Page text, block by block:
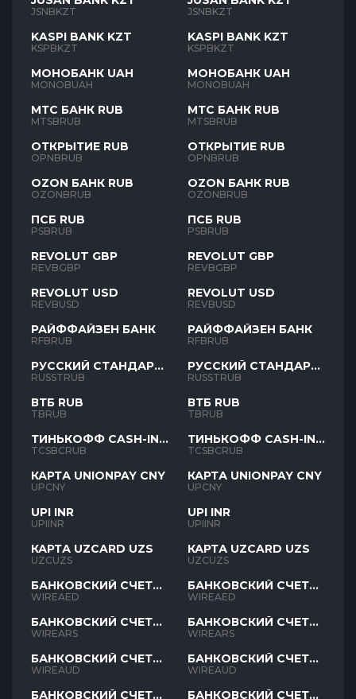
JSNBKZT
KASPI BANK KZT
KSPBKZT
МОНОБАНК UAH
MONOBUAH
МТС БАНК RUB
MTSBRUB
ОТКРЫТИЕ RUB
OPNBRUB
OZON БАНК RUB
OZONBRUB
ПСБ RUB
PSBRUB
REVOLUT GBP
REVBGBP
REVOLUT USD
REVBUSD
РАЙФФАЙЗЕН БАНК
RFBRUB
РУССКИЙ СТАНДАРТ
RUB
RUSSTRUB
ВТБ RUB
TBRUB
ТИНЬКОФФ CASH-IN
RUB
TCSBCRUB
КАРТА UNIONPAY CNY
UPCNY
UPI INR
UPIINR
КАРТА UZCARD UZS
UZCUZS
БАНКОВСКИЙ СЧЕТ
AED
WIREAED
БАНКОВСКИЙ СЧЕТ
ARS
WIREARS
БАНКОВСКИЙ СЧЕТ
AUD
WIREAUD
БАНКОВСКИЙ СЧЕТ
JSNBKZT
KASPI BANK KZT
KSPBKZT
МОНОБАНК UAH
MONOBUAH
МТС БАНК RUB
MTSBRUB
ОТКРЫТИЕ RUB
OPNBRUB
OZON БАНК RUB
OZONBRUB
ПСБ RUB
PSBRUB
REVOLUT GBP
REVBGBP
REVOLUT USD
REVBUSD
РАЙФФАЙЗЕН БАНК
RFBRUB
РУССКИЙ СТАНДАРТ
RUB
RUSSTRUB
ВТБ RUB
TBRUB
ТИНЬКОФФ CASH-IN
RUB
TCSBCRUB
КАРТА UNIONPAY CNY
UPCNY
UPI INR
UPIINR
КАРТА UZCARD UZS
UZCUZS
БАНКОВСКИЙ СЧЕТ
AED
WIREAED
БАНКОВСКИЙ СЧЕТ
ARS
WIREARS
БАНКОВСКИЙ СЧЕТ
AUD
WIREAUD
БАНКОВСКИЙ СЧЕТ